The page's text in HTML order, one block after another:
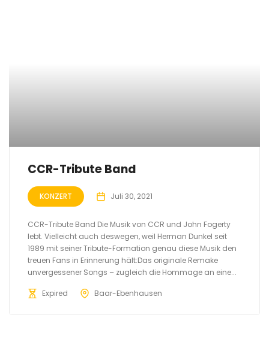
CCR-Tribute Band
KONZERT Juli 30, 2021
CCR-Tribute Band Die Musik von CCR und John Fogerty
lebt. Vielleicht auch deswegen, weil Herman Dunkel seit
1989 mit seiner Tribute-Formation genau diese Musik den
treuen Fans in Erinnerung hält:Das originale Remake
unvergessener Songs – zugleich die Hommage an eine...
Expired Baar-Ebenhausen